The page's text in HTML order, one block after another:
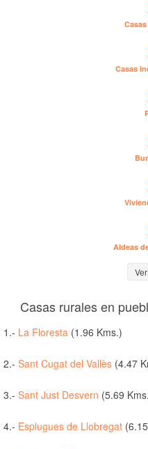
Casas
Aldeas
Casas rurales en
1.- La Floresta (1.96 Kms.)
2.- Sant Cugat del Vallès (4.47
3.- Sant Just Desvern (5.69
4.- Esplugues de Llobregat